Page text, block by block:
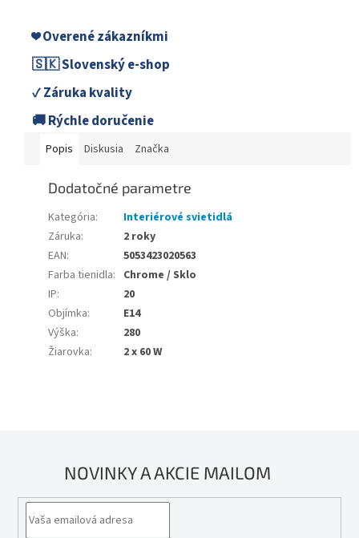
❤️ Overené zákazníkmi
🇸🇰 Slovenský e-shop
✓ Záruka kvality
🚚 Rýchle doručenie
Popis Diskusia Značka
Dodatočné parametre
Kategória:
Interiérové svietidlá
Záruka:
2 roky
EAN:
5053423020563
Farba tienidla: Chrome / Sklo
IP:
20
Objímka:
E14
Výška:
280
Žiarovka: 2 x 60 W
NOVINKY A AKCIE MAILOM